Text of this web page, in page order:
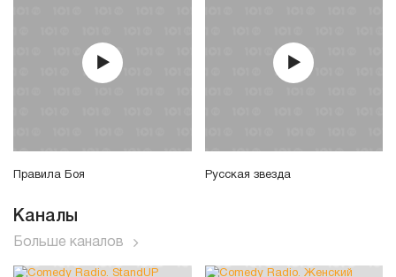
Правила Боя Русская звезда
Каналы
Больше каналов